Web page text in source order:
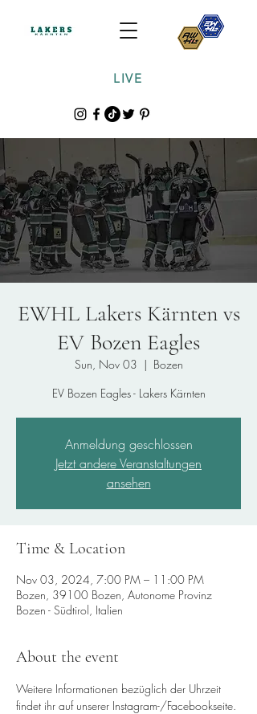
LIVE
EWHL Lakers Kärnten vs
EV Bozen Eagles
Sun, Nov 03
  |
Bozen
EV Bozen Eagles - Lakers Kärnten
Anmeldung geschlossen
Jetzt andere Veranstaltungen
ansehen
Time & Location
Nov 03, 2024, 7:00 PM – 11:00 PM
Bozen, 39100 Bozen, Autonome Provinz
Bozen - Südtirol, Italien
About the event
Weitere Informationen bezüglich der Uhrzeit
findet ihr auf unserer Instagram-/Facebookseite.